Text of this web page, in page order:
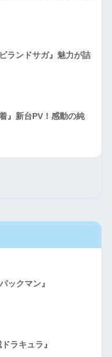
ランドサガ』魅力が詰
』新台PV！感動の純
ックマン』
ラキュラ』